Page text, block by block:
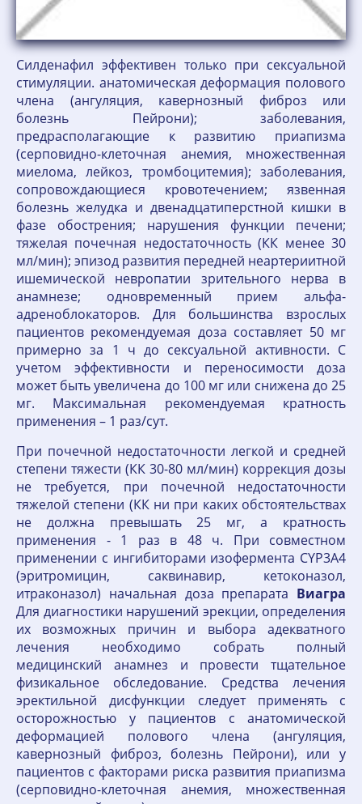
Силденафил эффективен только при сексуальной
стимуляции. анатомическая деформация полового
члена (ангуляция, кавернозный фиброз или
болезнь Пейрони); заболевания,
предрасполагающие к развитию приапизма
(серповидно-клеточная анемия, множественная
миелома, лейкоз, тромбоцитемия); заболевания,
сопровождающиеся кровотечением; язвенная
болезнь желудка и двенадцатиперстной кишки в
фазе обострения; нарушения функции печени;
тяжелая почечная недостаточность (КК менее 30
мл/мин); эпизод развития передней неартериитной
ишемической невропатии зрительного нерва в
анамнезе; одновременный прием альфа-
адреноблокаторов. Для большинства взрослых
пациентов рекомендуемая доза составляет 50 мг
примерно за 1 ч до сексуальной активности. С
учетом эффективности и переносимости доза
может быть увеличена до 100 мг или снижена до 25
мг. Максимальная рекомендуемая кратность
применения – 1 раз/сут.
При почечной недостаточности легкой и средней
степени тяжести (КК 30-80 мл/мин) коррекция дозы
не требуется, при почечной недостаточности
тяжелой степени (КК ни при каких обстоятельствах
не должна превышать 25 мг, а кратность
применения - 1 раз в 48 ч. При совместном
применении с ингибиторами изофермента CYP3A4
(эритромицин, саквинавир, кетоконазол,
итраконазол) начальная доза препарата Виагра
Для диагностики нарушений эрекции, определения
их возможных причин и выбора адекватного
лечения необходимо собрать полный
медицинский анамнез и провести тщательное
физикальное обследование. Средства лечения
эректильной дисфункции следует применять с
осторожностью у пациентов с анатомической
деформацией полового члена (ангуляция,
кавернозный фиброз, болезнь Пейрони), или у
пациентов с факторами риска развития приапизма
(серповидно-клеточная анемия, множественная